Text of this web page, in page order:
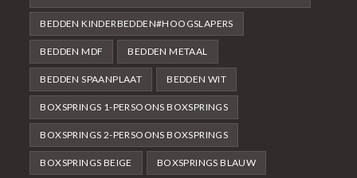
BEDDEN KINDERBEDDEN#HOOGSLAPERS
BEDDEN MDF BEDDEN METAAL
BEDDEN SPAANPLAAT BEDDEN WIT
BOXSPRINGS 1-PERSOONS BOXSPRINGS
BOXSPRINGS 2-PERSOONS BOXSPRINGS
BOXSPRINGS BEIGE BOXSPRINGS BLAUW